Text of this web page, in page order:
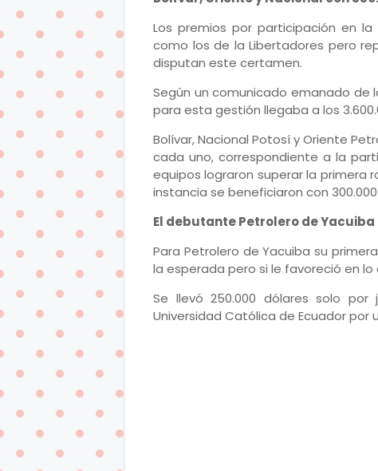
Los premios por participación en
como los de la Libertadores pero
disputan este certamen.
Según un comunicado emanado de
para esta gestión llegaba a los
Bolívar, Nacional Potosí y Oriente
cada uno, correspondiente a la
equipos lograron superar la primera
instancia se beneficiaron con
El debutante Petrolero de Yacuiba
Para Petrolero de Yacuiba su
la esperada pero si le favoreció en lo
Se llevó 250.000 dólares solo
Universidad Católica de Ecuador por